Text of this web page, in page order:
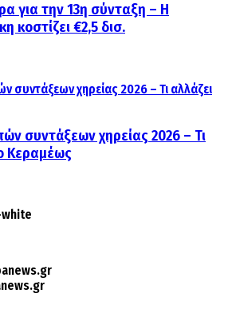
για την 13η σύνταξη – Η
κοστίζει €2,5 δισ.
συντάξεων χηρείας 2026 – Τι
Κεραμέως